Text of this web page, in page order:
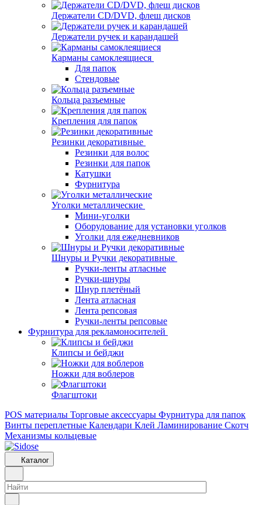
Держатели CD/DVD, флеш дисков
Держатели ручек и карандашей
Карманы самоклеящиеся
Для папок
Стендовые
Кольца разъемные
Крепления для папок
Резинки декоративные
Резинки для волос
Резинки для папок
Катушки
Фурнитура
Уголки металлические
Мини-уголки
Оборудование для установки уголков
Уголки для ежедневников
Шнуры и Ручки декоративные
Ручки-ленты атласные
Ручки-шнуры
Шнур плетёный
Лента атласная
Лента репсовая
Ручки-ленты репсовые
Фурнитура для рекламоносителей
Клипсы и бeйджи
Ножки для воблеров
Флагштоки
POS материалы Торговые аксессуары Фурнитура для папок
Винты переплетные Календари Клей Ламинирование Скотч
Механизмы кольцевые
Каталог